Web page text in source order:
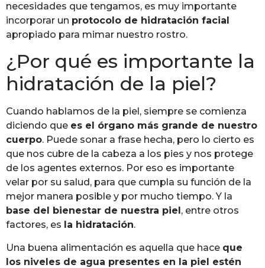
necesidades que tengamos, es muy importante
incorporar un protocolo de hidratación facial
apropiado para mimar nuestro rostro.
¿Por qué es importante la
hidratación de la piel?
Cuando hablamos de la piel, siempre se comienza
diciendo que es el órgano más grande de nuestro
cuerpo. Puede sonar a frase hecha, pero lo cierto es
que nos cubre de la cabeza a los pies y nos protege
de los agentes externos. Por eso es importante
velar por su salud, para que cumpla su función de la
mejor manera posible y por mucho tiempo. Y la
base del bienestar de nuestra piel , entre otros
factores, es la hidratación.
Una buena alimentación es aquella que hace que
los niveles de agua presentes en la piel estén